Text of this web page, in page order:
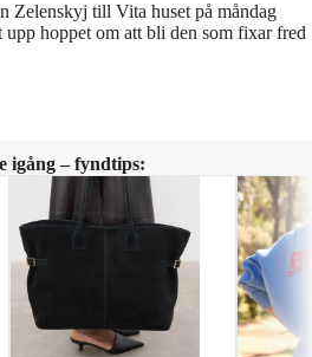
Zelenskyj till Vita huset på måndag
upp hoppet om att bli den som fixar fred
igång – fyndtips: